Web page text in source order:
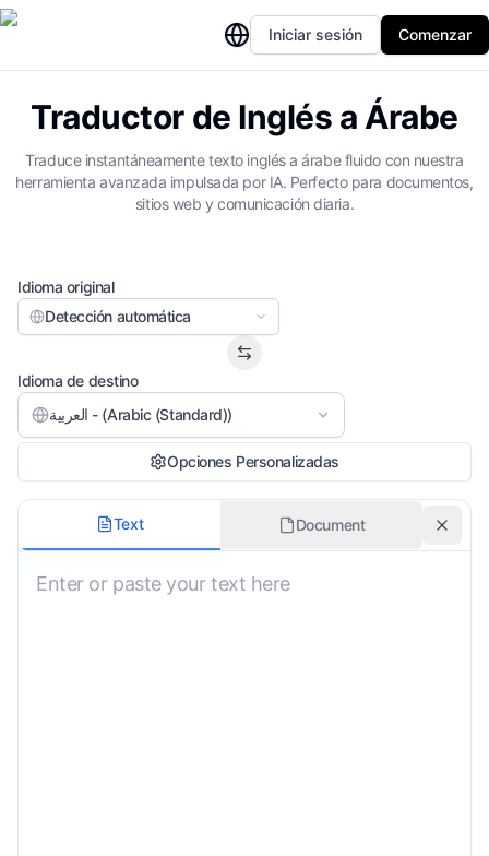
Iniciar sesión Comenzar
Traductor de Inglés a Árabe
Traduce instantáneamente texto inglés a árabe fluido con nuestra
herramienta avanzada impulsada por IA. Perfecto para documentos,
sitios web y comunicación diaria.
Idioma original
Detección automática
Idioma de destino
العربية - (Arabic (Standard))
Opciones Personalizadas
Dominio de Traducción
General
Tono Formal
Text Document